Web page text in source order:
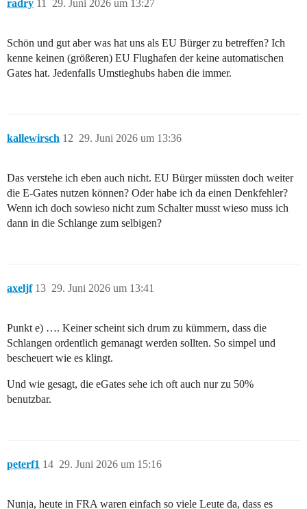
radry 29. Juni 2026 um 13:27
11
Schön und gut aber was hat uns als EU Bürger zu betreffen? Ich
kenne keinen (größeren) EU Flughafen der keine automatischen
Gates hat. Jedenfalls Umstieghubs haben die immer.
kallewirsch 29. Juni 2026 um 13:36
12
Das verstehe ich eben auch nicht. EU Bürger müssten doch weiter
die E-Gates nutzen können? Oder habe ich da einen Denkfehler?
Wenn ich doch sowieso nicht zum Schalter musst wieso muss ich
dann in die Schlange zum selbigen?
axeljf 29. Juni 2026 um 13:41
13
Punkt e) …. Keiner scheint sich drum zu kümmern, dass die
Schlangen ordentlich gemanagt werden sollten. So simpel und
bescheuert wie es klingt.
Und wie gesagt, die eGates sehe ich oft auch nur zu 50%
benutzbar.
peterf1 29. Juni 2026 um 15:16
14
Nunja, heute in FRA waren einfach so viele Leute da, dass es